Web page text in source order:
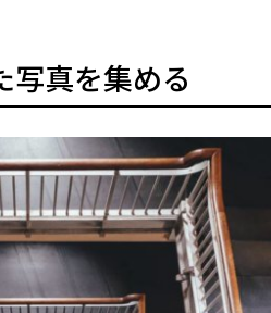
写真を集める